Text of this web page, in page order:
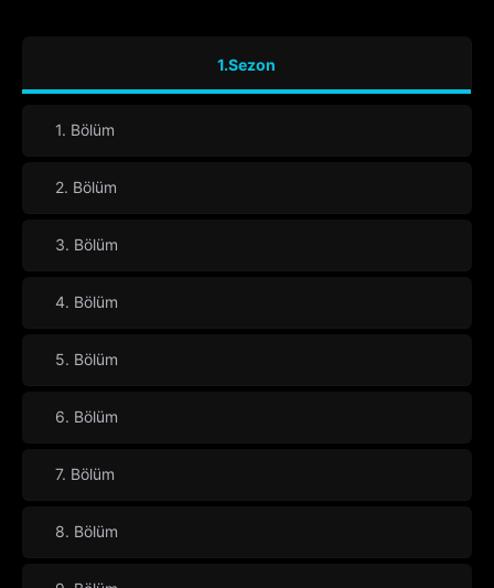
1.Sezon
1. Bölüm
2. Bölüm
3. Bölüm
4. Bölüm
5. Bölüm
6. Bölüm
7. Bölüm
8. Bölüm